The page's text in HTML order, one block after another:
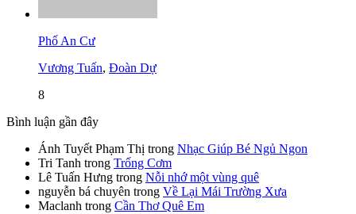
Phố An Cư
Vương Tuấn, Đoàn Dự
8
Bình luận gần đây
Ánh Tuyết Phạm Thị trong Nhạc Giúp Bé Ngủ Ngon
Tri Tanh trong Trống Cơm
Lê Tuấn Hưng trong Nỗi nhớ một vùng quê
nguyễn bá chuyên trong Về Lại Mái Trường Xưa
Maclanh trong Cần Thơ Quê Em